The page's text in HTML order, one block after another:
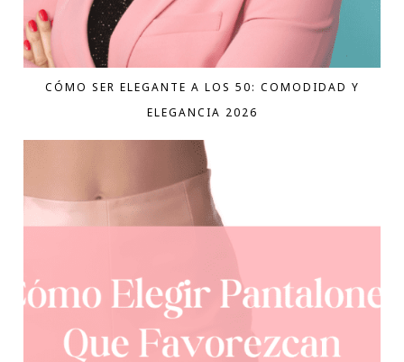
CÓMO SER ELEGANTE A LOS 50: COMODIDAD Y
ELEGANCIA 2026